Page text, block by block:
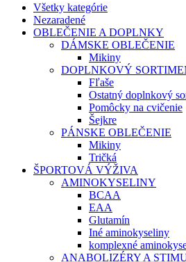
Všetky kategórie
Nezaradené
OBLEČENIE A DOPLNKY
DÁMSKE OBLEČENIE
Mikiny
DOPLNKOVÝ
Fľaše
Ostatný doplnkový
Pomôcky na cvičenie
Šejkre
PÁNSKE OBLEČENIE
Mikiny
Tričká
ŠPORTOVÁ VÝŽIVA
AMINOKYSELINY
BCAA
EAA
Glutamín
Iné aminokyseliny
komplexné
ANABOLIZÉRY A